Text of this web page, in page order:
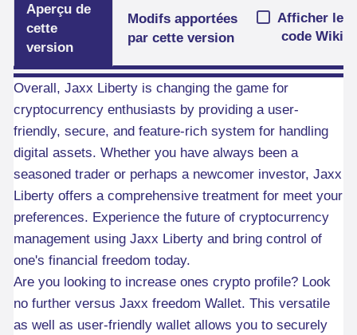
Aperçu de
cette
version
Modifs apportées
par cette version
Afficher le
code Wiki